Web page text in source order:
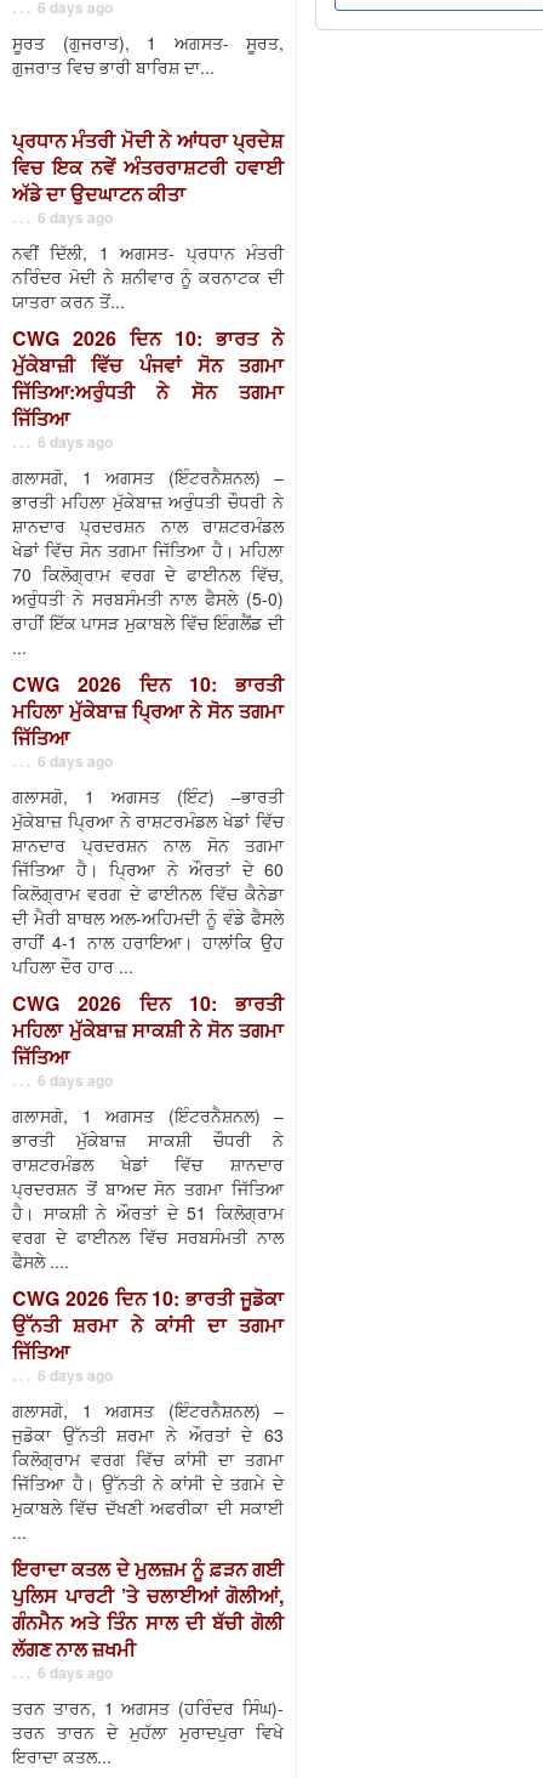
. . . 6 days ago
ਸੂਰਤ (ਗੁਜਰਾਤ), 1 ਅਗਸਤ- ਸੂਰਤ,
ਗੁਜਰਾਤ ਵਿਚ ਭਾਰੀ ਬਾਰਿਸ਼ ਦਾ...
ਪ੍ਰਧਾਨ ਮੰਤਰੀ ਮੋਦੀ ਨੇ ਆਂਧਰਾ ਪ੍ਰਦੇਸ਼
ਵਿਚ ਇਕ ਨਵੇਂ ਅੰਤਰਰਾਸ਼ਟਰੀ ਹਵਾਈ
ਅੱਡੇ ਦਾ ਉਦਘਾਟਨ ਕੀਤਾ
. . . 6 days ago
ਨਵੀਂ ਦਿੱਲੀ, 1 ਅਗਸਤ- ਪ੍ਰਧਾਨ ਮੰਤਰੀ
ਨਰਿੰਦਰ ਮੋਦੀ ਨੇ ਸ਼ਨੀਵਾਰ ਨੂੰ ਕਰਨਾਟਕ ਦੀ
ਯਾਤਰਾ ਕਰਨ ਤੋਂ...
CWG 2026 ਦਿਨ 10: ਭਾਰਤ ਨੇ
ਮੁੱਕੇਬਾਜ਼ੀ ਵਿੱਚ ਪੰਜਵਾਂ ਸੋਨ ਤਗਮਾ
ਜਿੱਤਿਆ:ਅਰੁੰਧਤੀ ਨੇ ਸੋਨ ਤਗਮਾ
ਜਿੱਤਿਆ
. . . 6 days ago
ਗਲਾਸਗੋ, 1 ਅਗਸਤ (ਇੰਟਰਨੈਸ਼ਨਲ) –
ਭਾਰਤੀ ਮਹਿਲਾ ਮੁੱਕੇਬਾਜ਼ ਅਰੁੰਧਤੀ ਚੌਧਰੀ ਨੇ
ਸ਼ਾਨਦਾਰ ਪ੍ਰਦਰਸ਼ਨ ਨਾਲ ਰਾਸ਼ਟਰਮੰਡਲ
ਖੇਡਾਂ ਵਿੱਚ ਸੋਨ ਤਗਮਾ ਜਿੱਤਿਆ ਹੈ। ਮਹਿਲਾ
70 ਕਿਲੋਗ੍ਰਾਮ ਵਰਗ ਦੇ ਫਾਈਨਲ ਵਿੱਚ,
ਅਰੁੰਧਤੀ ਨੇ ਸਰਬਸੰਮਤੀ ਨਾਲ ਫੈਸਲੇ (5-0)
ਰਾਹੀਂ ਇੱਕ ਪਾਸੜ ਮੁਕਾਬਲੇ ਵਿੱਚ ਇੰਗਲੈਂਡ ਦੀ
...
CWG 2026 ਦਿਨ 10: ਭਾਰਤੀ
ਮਹਿਲਾ ਮੁੱਕੇਬਾਜ਼ ਪ੍ਰਿਆ ਨੇ ਸੋਨ ਤਗਮਾ
ਜਿੱਤਿਆ
. . . 6 days ago
ਗਲਾਸਗੋ, 1 ਅਗਸਤ (ਇੰਟ) –ਭਾਰਤੀ
ਮੁੱਕੇਬਾਜ਼ ਪ੍ਰਿਆ ਨੇ ਰਾਸ਼ਟਰਮੰਡਲ ਖੇਡਾਂ ਵਿੱਚ
ਸ਼ਾਨਦਾਰ ਪ੍ਰਦਰਸ਼ਨ ਨਾਲ ਸੋਨ ਤਗਮਾ
ਜਿੱਤਿਆ ਹੈ। ਪ੍ਰਿਆ ਨੇ ਔਰਤਾਂ ਦੇ 60
ਕਿਲੋਗ੍ਰਾਮ ਵਰਗ ਦੇ ਫਾਈਨਲ ਵਿੱਚ ਕੈਨੇਡਾ
ਦੀ ਮੈਰੀ ਬਾਥਲ ਅਲ-ਅਹਿਮਦੀ ਨੂੰ ਵੰਡੇ ਫੈਸਲੇ
ਰਾਹੀਂ 4-1 ਨਾਲ ਹਰਾਇਆ। ਹਾਲਾਂਕਿ ਉਹ
ਪਹਿਲਾ ਦੌਰ ਹਾਰ ...
CWG 2026 ਦਿਨ 10: ਭਾਰਤੀ
ਮਹਿਲਾ ਮੁੱਕੇਬਾਜ਼ ਸਾਕਸ਼ੀ ਨੇ ਸੋਨ ਤਗਮਾ
ਜਿੱਤਿਆ
. . . 6 days ago
ਗਲਾਸਗੋ, 1 ਅਗਸਤ (ਇੰਟਰਨੈਸ਼ਨਲ) –
ਭਾਰਤੀ ਮੁੱਕੇਬਾਜ਼ ਸਾਕਸ਼ੀ ਚੌਧਰੀ ਨੇ
ਰਾਸ਼ਟਰਮੰਡਲ ਖੇਡਾਂ ਵਿੱਚ ਸ਼ਾਨਦਾਰ
ਪ੍ਰਦਰਸ਼ਨ ਤੋਂ ਬਾਅਦ ਸੋਨ ਤਗਮਾ ਜਿੱਤਿਆ
ਹੈ। ਸਾਕਸ਼ੀ ਨੇ ਔਰਤਾਂ ਦੇ 51 ਕਿਲੋਗ੍ਰਾਮ
ਵਰਗ ਦੇ ਫਾਈਨਲ ਵਿੱਚ ਸਰਬਸੰਮਤੀ ਨਾਲ
ਫੈਸਲੇ ....
CWG 2026 ਦਿਨ 10: ਭਾਰਤੀ ਜੂਡੋਕਾ
ਉੱਨਤੀ ਸ਼ਰਮਾ ਨੇ ਕਾਂਸੀ ਦਾ ਤਗਮਾ
ਜਿੱਤਿਆ
. . . 6 days ago
ਗਲਾਸਗੋ, 1 ਅਗਸਤ (ਇੰਟਰਨੈਸ਼ਨਲ) –
ਜੁਡੋਕਾ ਉੱਨਤੀ ਸ਼ਰਮਾ ਨੇ ਔਰਤਾਂ ਦੇ 63
ਕਿਲੋਗ੍ਰਾਮ ਵਰਗ ਵਿੱਚ ਕਾਂਸੀ ਦਾ ਤਗਮਾ
ਜਿੱਤਿਆ ਹੈ। ਉੱਨਤੀ ਨੇ ਕਾਂਸੀ ਦੇ ਤਗਮੇ ਦੇ
ਮੁਕਾਬਲੇ ਵਿੱਚ ਦੱਖਣੀ ਅਫਰੀਕਾ ਦੀ ਸਕਾਈ
...
ਇਰਾਦਾ ਕਤਲ ਦੇ ਮੁਲਜ਼ਮ ਨੂੰ ਫ਼ੜਨ ਗਈ
ਪੁਲਿਸ ਪਾਰਟੀ ’ਤੇ ਚਲਾਈਆਂ ਗੋਲੀਆਂ,
ਗੰਨਮੈਨ ਅਤੇ ਤਿੰਨ ਸਾਲ ਦੀ ਬੱਚੀ ਗੋਲੀ
ਲੱਗਣ ਨਾਲ ਜ਼ਖਮੀ
. . . 6 days ago
ਤਰਨ ਤਾਰਨ, 1 ਅਗਸਤ (ਹਰਿੰਦਰ ਸਿੰਘ)-
ਤਰਨ ਤਾਰਨ ਦੇ ਮੁਹੱਲਾ ਮੁਰਾਦਪੁਰਾ ਵਿਖੇ
ਇਰਾਦਾ ਕਤਲ...